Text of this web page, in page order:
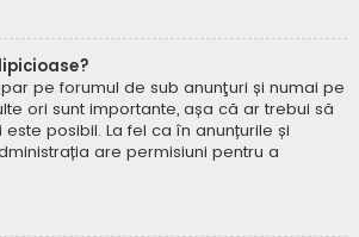
pe forumul de sub anunţuri și numai pe
ori sunt importante, așa că ar trebui să
posibil. La fel ca în anunțurile și
are permisiuni pentru a